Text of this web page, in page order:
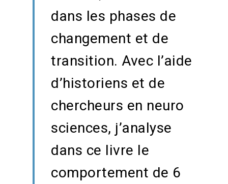
dans les phases de
changement et de
transition. Avec l’aide
d’historiens et de
chercheurs en neuro
sciences, j’analyse
dans ce livre le
comportement de 6